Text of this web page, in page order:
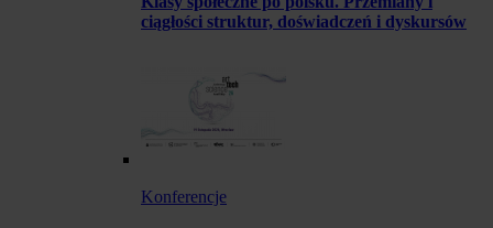
ciągłości struktur, doświadczeń i dyskursów
Konferencje